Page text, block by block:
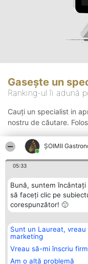
ȘOIMII
05:33
Bună, suntem încântați
să faceți clic pe
corespunzător! 🙂
Sunt un Laureat,
marketing
Vreau să-mi înscriu
Am o altă problemă
Gasește un
Ranking-ul îi adună
Cauți un specialist in
nostru de căutare.
Organizator Ranking
BRIGHT SOLUTIONS BR SRL
Aleea Timisul De Sus 2 Bl. A30
Sc. A Et. 4 Ap. 13 Cod 061952
București